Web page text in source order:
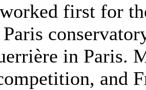
first for
in Paris.
and